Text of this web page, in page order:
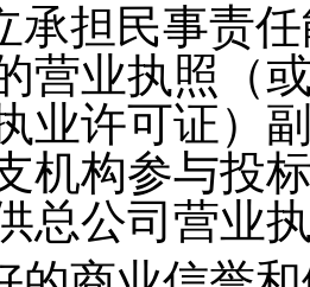
承担民事责
营业执照（
业许可证）
机构参与投
总公司营业